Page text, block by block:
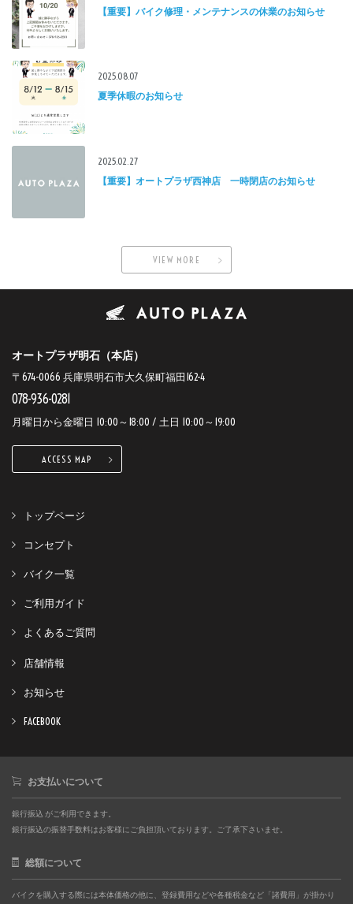
【重要】バイク修理・メンテナンスの休業のお知らせ
2025.08.07
夏季休暇のお知らせ
2025.02.27
【重要】オートプラザ西神店 一時閉店のお知らせ
VIEW MORE
オートプラザ明石（本店）
〒674-0066 兵庫県明石市大久保町福田162-4
078-936-0281
月曜日から金曜日 10:00～18:00 / 土日 10:00～19:00
ACCESS MAP
トップページ
コンセプト
バイク一覧
ご利用ガイド
よくあるご質問
店舗情報
お知らせ
FACEBOOK
お支払いについて
銀行振込 がご利用できます。
銀行振込の振替手数料はお客様にご負担頂いております。ご了承下さいませ。
総額について
バイクを購入する際には本体価格の他に、登録費用などや各種税金など「諸費用」が掛かり